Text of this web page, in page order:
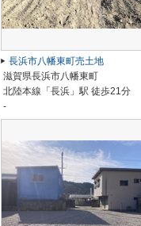
長浜市八幡東町売土地
滋賀県長浜市八幡東町
北陸本線「長浜」駅 徒歩21分
-